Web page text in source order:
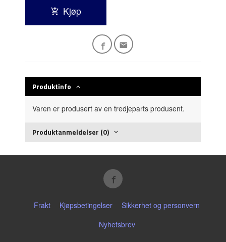
Kjøp
Produktinfo
Varen er produsert av en tredjeparts produsent.
Produktanmeldelser (0)
Frakt Kjøpsbetingelser
Sikkerhet og personvern
Nyhetsbrev